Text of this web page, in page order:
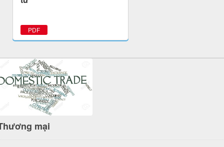
PDF
mại